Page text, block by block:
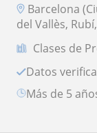
Barcelona
del Vallès,
Clases de
Datos
más de 5